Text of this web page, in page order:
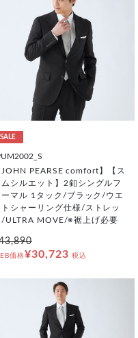
SALE
JOHN PEARSE comfort】【ス
ムシルエット】2釦シングルフ
ーマル 1タック/ブラック/ウエ
トシャーリング仕様/ストレッ
/ULTRA MOVE/※裾上げ必要
価格¥30,723 税込